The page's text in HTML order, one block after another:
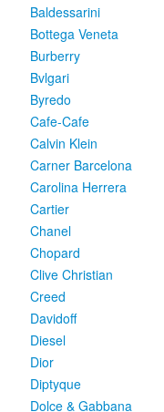
Baldessarini
Bottega Veneta
Burberry
Bvlgari
Byredo
Cafe-Cafe
Calvin Klein
Carner Barcelona
Carolina Herrera
Cartier
Chanel
Chopard
Clive Christian
Creed
Davidoff
Diesel
Dior
Diptyque
Dolce & Gabbana